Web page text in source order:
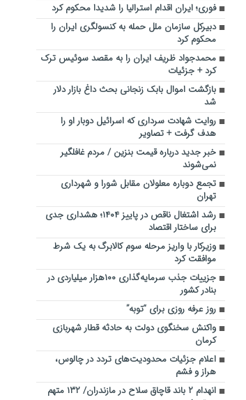
فوری؛ ایران اقدام استرالیا را شدیدا محکوم کرد
دبیرکل سازمان ملل حمله به کنسولگری ایران را
محکوم کرد
محمدجواد ظریف ایران را به مقصد سوئیس ترک
کرد + جزئیات
بازگشت اموال بابک زنجانی بحث داغ بازار دلار
شد
روایت شهادت سرداری که اسرائیل دوبار او را
هدف گرفت + تصاویر
خبر جدید درباره قیمت بنزین / مردم غافلگیر
نمی‌‌شوند
تجمع دوباره معلولان مقابل شورا و شهرداری
تهران
رشد اشتغال ناقص در پاییز ۱۴۰۴؛ هشداری جدی
برای ساختار اقتصاد
وزیرکار با واریز مرحله سوم کالابرگ به یک شرط
موافقت کرد
جزییات جذب سرمایه‌گذاری ۱۰۰هزار میلیاردی در
بنادر کشور
روز عرفه روزی برای “توبه”
واکنش سخنگوی دولت به حادثه قطار شهربازی
کرمان
اعلام جزئیات محدودیت‌های تردد در چالوس،
هراز و فشم
انهدام ۲ باند قاچاق سلاح در مازندران/ ۱۳۲ متهم